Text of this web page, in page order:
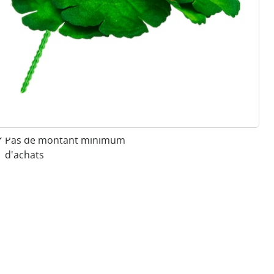
de choisir
& Confort”
Paiement sur facture sans
Retour gratuit
Pas de montant minimum
d'achats